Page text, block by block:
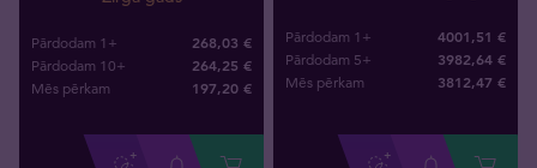
Pārdodam 1+ 268,03 €
Pārdodam 10+ 264,25 €
Mēs pērkam 197,20 €
Pārdodam 1+ 4001,51 €
Pārdodam 5+ 3982,64 €
Mēs pērkam 3812,47 €